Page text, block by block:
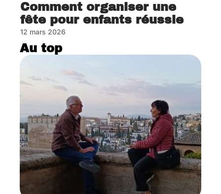
Comment organiser une
fête pour enfants réussie
12 mars 2026
Au top